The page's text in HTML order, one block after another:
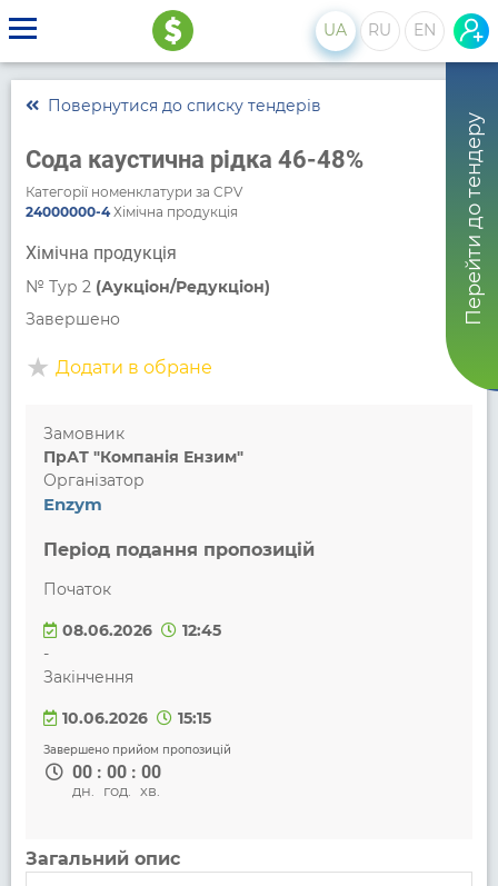
UA RU EN
Перейти до тендеру
Повернутися до списку тендерів
Сода каустична рідка 46-48%
Категорії номенклатури за CPV
24000000-4Хімічна продукція
Хімічна продукція
№ Тур 2 (Аукціон/Редукціон)
Завершено
Додати в обране
Замовник
ПрАТ "Компанія Ензим"
Організатор
Enzym
Період подання пропозицій
Початок
08.06.2026
12:45
-
Закінчення
10.06.2026 15:15
Завершено прийом пропозицій
00 : 00 : 00
дн. год. хв.
Загальний опис